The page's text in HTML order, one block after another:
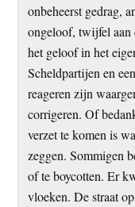
onbeheerst gedrag,
ongeloof, twijfel aan
het geloof in het
Scheldpartijen en
reageren zijn
corrigeren. Of
verzet te komen is
zeggen. Sommigen
of te boycotten. Er
vloeken. De straat